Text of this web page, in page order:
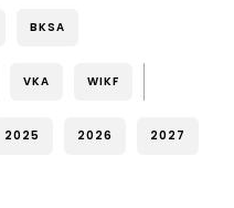
BKSA
VKA WIKF
2025 2026 2027